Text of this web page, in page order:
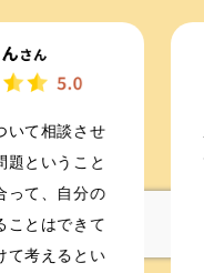
いて相談させ
題ということ
って、自分の
ことはできて
て考えるとい